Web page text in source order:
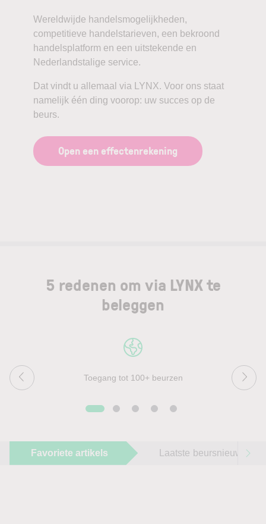
Wereldwijde handelsmogelijkheden,
competitieve handelstarieven, een bekroond
handelsplatform en een uitstekende en
Nederlandstalige service.
Dat vindt u allemaal via LYNX. Voor ons staat
namelijk één ding voorop: uw succes op de
beurs.
Open een effectenrekening
5 redenen om via LYNX te
beleggen
Toegang tot 100+ beurzen
Favoriete artikels Laatste beursnieuws